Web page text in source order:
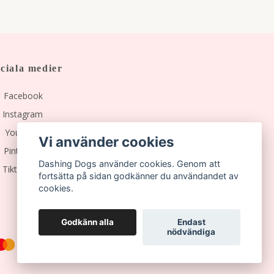
medier
Facebook
Instagram
YouTube
Pinterest
Tiktok
Vi använder cookies
Dashing Dogs använder cookies. Genom att
fortsätta på sidan godkänner du användandet av
cookies.
Godkänn alla
Endast
nödvändiga